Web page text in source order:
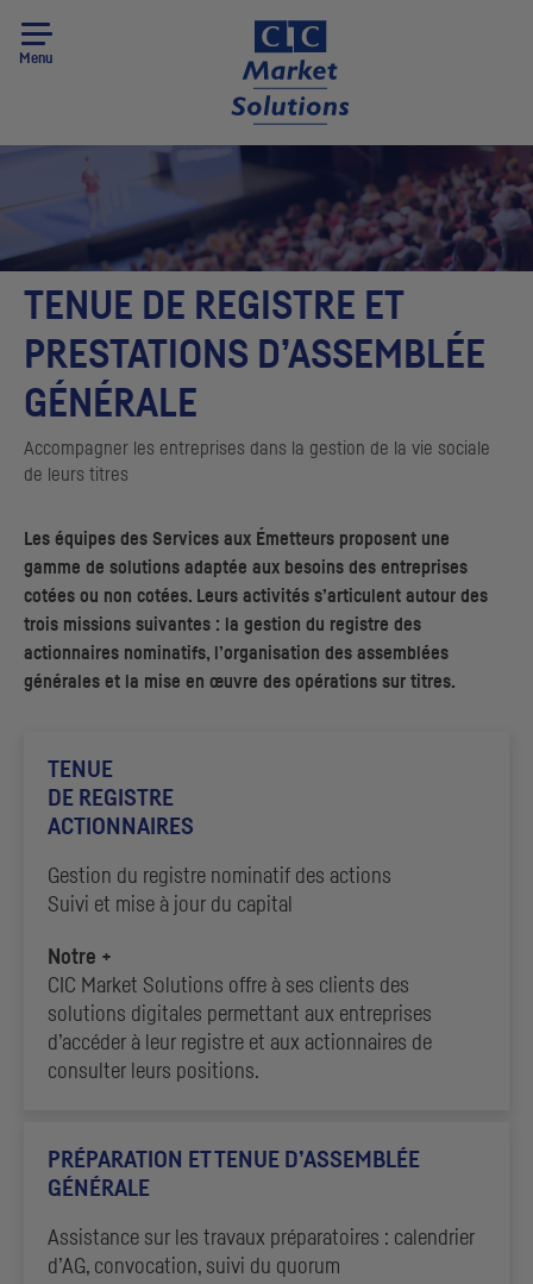
Menu
TENUE DE REGISTRE ET
PRESTATIONS D’ASSEMBLÉE
GÉNÉRALE
Accompagner les entreprises dans la gestion de la vie sociale
de leurs titres
Les équipes des Services aux Émetteurs proposent une
gamme de solutions adaptée aux besoins des entreprises
cotées ou non cotées. Leurs activités s’articulent autour des
trois missions suivantes : la gestion du registre des
actionnaires nominatifs, l’organisation des assemblées
générales et la mise en œuvre des opérations sur titres.
TENUE
DE REGISTRE
ACTIONNAIRES
Gestion du registre nominatif des actions
Suivi et mise à jour du capital
Notre +
CIC Market Solutions offre à ses clients des
solutions digitales permettant aux entreprises
d’accéder à leur registre et aux actionnaires de
consulter leurs positions.
PRÉPARATION ET TENUE D’ASSEMBLÉE
GÉNÉRALE
Assistance sur les travaux préparatoires : calendrier
d’AG, convocation, suivi du quorum